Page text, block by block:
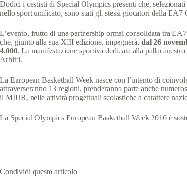
Dodici i cestisti di Special Olympics presenti che,
nello sport unificato, sono stati gli stessi giocatori della
L’evento, frutto di una partnership ormai consolidata tra
che, giunto alla sua XIII edizione, impegnerà, dal 26
4.000. La manifestazione sportiva dedicata alla
Arbitri.
La European Basketball Week nasce con l’intento di
attraverseranno 13 regioni, prenderanno parte anche
il MIUR, nelle attività progettuali scolastiche a carattere
La Special Olympics European Basketball Week 2016 è
Condividi questo articolo